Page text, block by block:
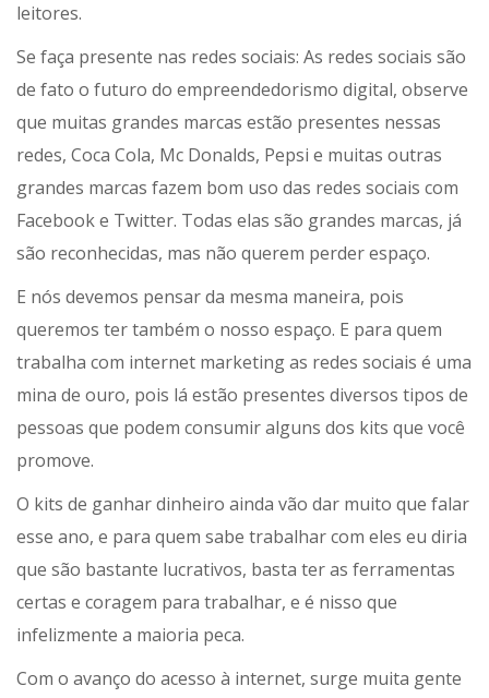
leitores.
Se faça presente nas redes sociais: As redes sociais são
de fato o futuro do empreendedorismo digital, observe
que muitas grandes marcas estão presentes nessas
redes, Coca Cola, Mc Donalds, Pepsi e muitas outras
grandes marcas fazem bom uso das redes sociais com
Facebook e Twitter. Todas elas são grandes marcas, já
são reconhecidas, mas não querem perder espaço.
E nós devemos pensar da mesma maneira, pois
queremos ter também o nosso espaço. E para quem
trabalha com internet marketing as redes sociais é uma
mina de ouro, pois lá estão presentes diversos tipos de
pessoas que podem consumir alguns dos kits que você
promove.
O kits de ganhar dinheiro ainda vão dar muito que falar
esse ano, e para quem sabe trabalhar com eles eu diria
que são bastante lucrativos, basta ter as ferramentas
certas e coragem para trabalhar, e é nisso que
infelizmente a maioria peca.
Com o avanço do acesso à internet, surge muita gente